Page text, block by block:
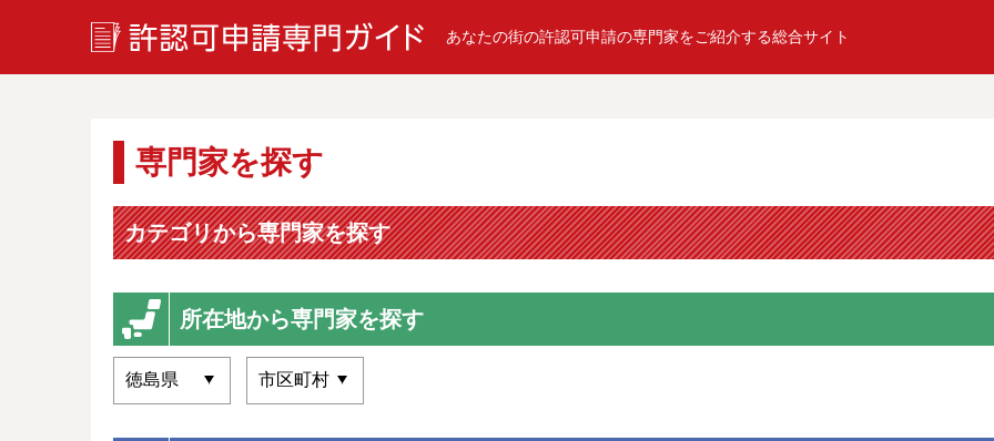
あなたの街の許認可申請の専門家をご紹介する総合サイト
専門家を探す
カテゴリから専門家を探す
所在地から専門家を探す